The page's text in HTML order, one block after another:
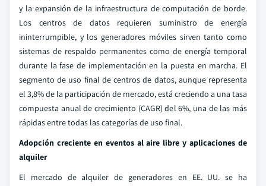
y la expansión de la infraestructura de computación de borde.
Los centros de datos requieren suministro de energía
ininterrumpible, y los generadores móviles sirven tanto como
sistemas de respaldo permanentes como de energía temporal
durante la fase de implementación en la puesta en marcha. El
segmento de uso final de centros de datos, aunque representa
el 3,8% de la participación de mercado, está creciendo a una tasa
compuesta anual de crecimiento (CAGR) del 6%, una de las más
rápidas entre todas las categorías de uso final.
Adopción creciente en eventos al aire libre y aplicaciones de
alquiler
El mercado de alquiler de generadores en EE. UU. se ha